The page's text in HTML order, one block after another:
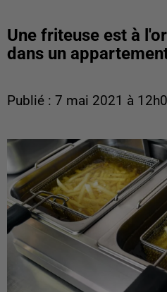
Une friteuse est à
dans un
Publié : 7 mai 2021 à